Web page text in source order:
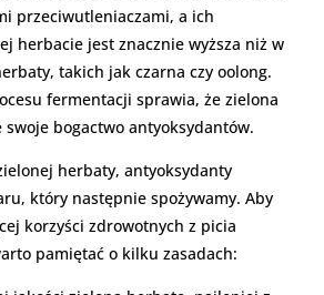
przeciwutleniaczami, a ich
herbacie jest znacznie wyższa niż w
takich jak czarna czy oolong.
fermentacji sprawia, że zielona
bogactwo antyoksydantów.
herbaty, antyoksydanty
który następnie spożywamy. Aby
korzyści zdrowotnych z picia
pamiętać o kilku zasadach: